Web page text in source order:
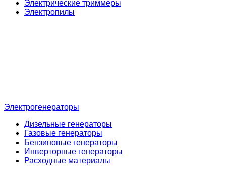
Электрические триммеры
Электропилы
Электрогенераторы
Дизельные генераторы
Газовые генераторы
Бензиновые генераторы
Инверторные генераторы
Расходные материалы